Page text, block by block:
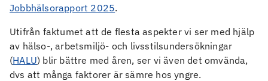
Jobbhälsorapport 2025.
Utifrån faktumet att de flesta aspekter vi ser med hjälp
av hälso-, arbetsmiljö- och livsstilsundersökningar
(HALU) blir bättre med åren, ser vi även det omvända,
dvs att många faktorer är sämre hos yngre.